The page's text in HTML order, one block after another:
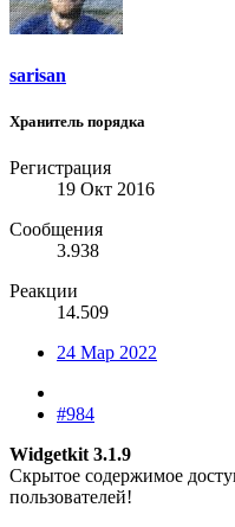
sarisan
Хранитель порядка
Регистрация
19 Окт 2016
Сообщения
3.938
Реакции
14.509
24 Мар 2022
#984
Widgetkit 3.1.9
Скрытое содержимое
пользователей!